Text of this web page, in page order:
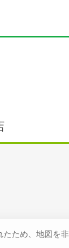
ため、地図を